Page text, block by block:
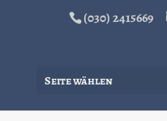
(030) 2415669
Seite wählen